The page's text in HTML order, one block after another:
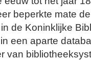
beperkte mate
de Koninklijke
een aparte
van